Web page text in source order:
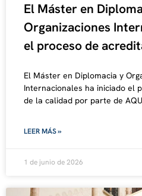
El Máster en
Organizaciones
el proceso de
El Máster en Diplomacia y
Internacionales ha iniciado el
de la calidad por parte de
LEER MÁS »
1 de junio de 2026